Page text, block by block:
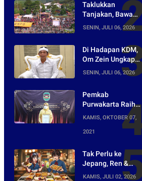
Purwakarta
Taklukkan
Tanjakan, Bawa
Pulang Mobil!
Napak Wates #5
Purwakarta
SENIN, JULI 06, 2026
Di Hadapan KDM,
Om Zein Ungkap
Asal-usul Lagu
yang Ramai Dikritik
SENIN, JULI 06, 2026
Pemkab
Purwakarta Raih
Penghargaan
Media Digital
Terpopuler di Ajang
2021
KAMIS, OKTOBER 07,
2021
Tak Perlu ke
Jepang, Ren &
Reina Hadirkan
KAMIS, JULI 02, 2026